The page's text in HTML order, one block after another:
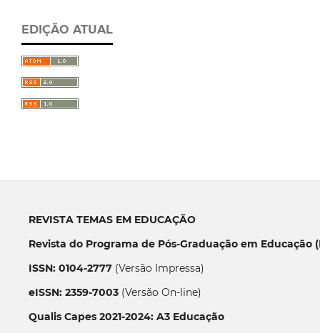
EDIÇÃO ATUAL
REVISTA TEMAS EM EDUCAÇÃO
Revista do Programa de Pós-Graduação em Educação
ISSN: 0104-2777(Versão Impressa)
eISSN: 2359-7003(Versão On-line)
Qualis Capes 2021-2024: A3 Educação